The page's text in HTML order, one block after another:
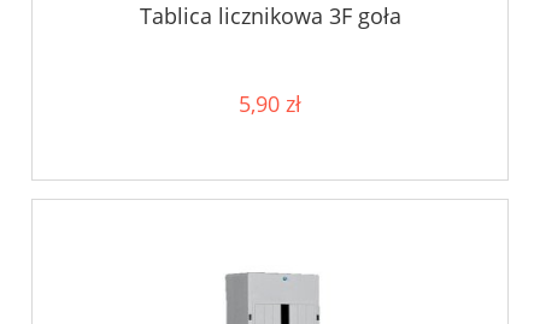
Tablica licznikowa 3F goła
5,90 zł